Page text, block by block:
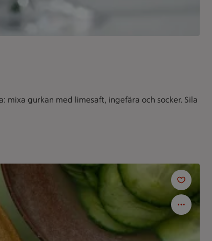
mixa gurkan med limesaft, ingefära och socker. Sila